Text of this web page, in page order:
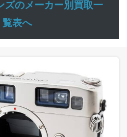
ズのメーカー別買取一
覧表へ